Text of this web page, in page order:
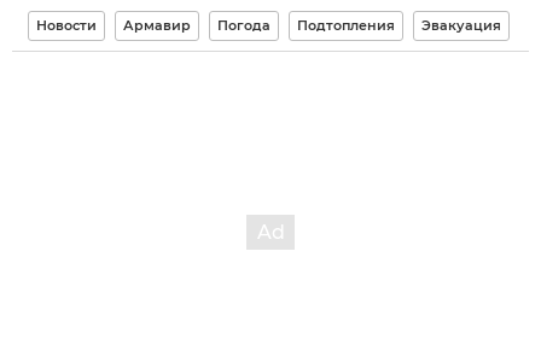
Новости Армавир Погода Подтопления Эвакуация